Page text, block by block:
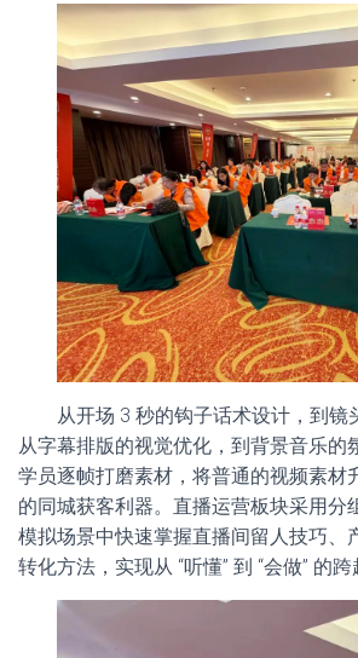
从开场 3 秒的钩子话术设计，到镜
从字幕排版的视觉优化，到背景音乐的
学员逐帧打磨素材，将普通的视频素材
的同城获客利器。直播运营板块采用分
模拟场景中快速掌握直播间留人技巧、
转化方法，实现从 “听懂” 到 “会做” 的跨